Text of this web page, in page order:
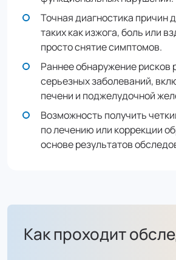
Точная диагностика причин
таких как изжога, боль или
просто снятие симптомов.
Раннее обнаружение рисков
серьезных заболеваний,
печени и поджелудочной
Возможность получить
по лечению или коррекции
основе результатов
Как проходит